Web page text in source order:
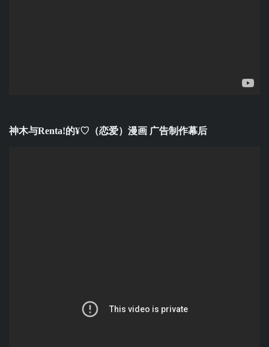
神木与Renta!的¥♡（恋爱）漫画 广告制作幕后